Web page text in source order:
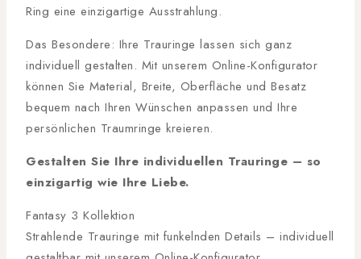
Ring eine einzigartige Ausstrahlung.
Das Besondere: Ihre Trauringe lassen sich ganz
individuell gestalten. Mit unserem Online-Konfigurator
können Sie Material, Breite, Oberfläche und Besatz
bequem nach Ihren Wünschen anpassen und Ihre
persönlichen Traumringe kreieren.
Gestalten Sie Ihre individuellen Trauringe – so
einzigartig wie Ihre Liebe.
Fantasy 3 Kollektion
Strahlende Trauringe mit funkelnden Details – individuell